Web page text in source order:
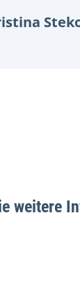
weitere